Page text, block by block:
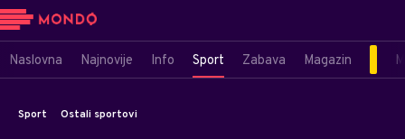
Naslovna Najnovije Info Sport Zabava Magazin
Sport Ostali sportovi